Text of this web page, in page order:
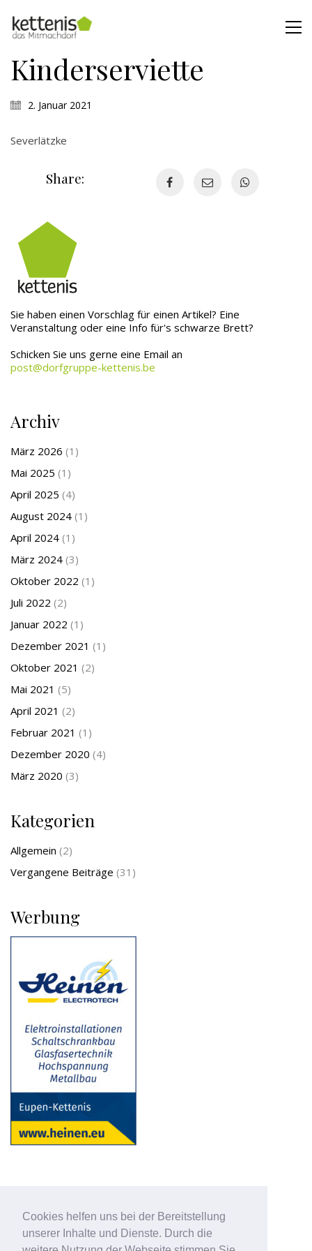
Cookies helfen uns bei der Bereitstellung
unserer Inhalte und Dienste. Durch die
Kinderserviette
2. Januar 2021
Severlätzke
Share:
Sie haben einen Vorschlag für einen Artikel? Eine
Veranstaltung oder eine Info für's schwarze Brett?
Schicken Sie uns gerne eine Email an
post@dorfgruppe-kettenis.be
Archiv
März 2026 (1)
Mai 2025 (1)
April 2025 (4)
August 2024 (1)
April 2024 (1)
März 2024 (3)
Oktober 2022 (1)
Juli 2022 (2)
Januar 2022 (1)
Dezember 2021 (1)
Oktober 2021 (2)
Mai 2021 (5)
April 2021 (2)
Februar 2021 (1)
Dezember 2020 (4)
März 2020 (3)
Kategorien
Allgemein (2)
Vergangene Beiträge (31)
Werbung